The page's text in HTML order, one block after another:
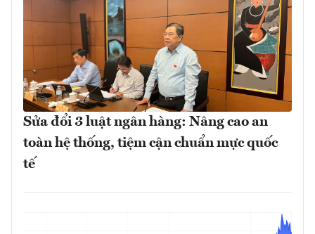
Sửa đổi 3 luật ngân hàng: Nâng cao an
toàn hệ thống, tiệm cận chuẩn mực quốc
tế